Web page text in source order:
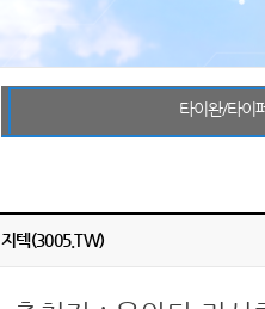
타이완/타이
지텍(3005.TW)